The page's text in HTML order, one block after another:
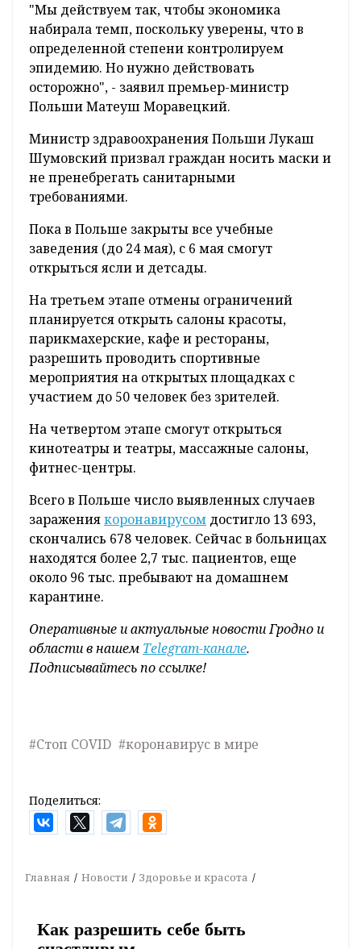
"Мы действуем так, чтобы экономика
набирала темп, поскольку уверены, что в
определенной степени контролируем
эпидемию. Но нужно действовать
осторожно", - заявил премьер-министр
Польши Матеуш Моравецкий.
Министр здравоохранения Польши Лукаш
Шумовский призвал граждан носить маски и
не пренебрегать санитарными
требованиями.
Пока в Польше закрыты все учебные
заведения (до 24 мая), с 6 мая смогут
открыться ясли и детсады.
На третьем этапе отмены ограничений
планируется открыть салоны красоты,
парикмахерские, кафе и рестораны,
разрешить проводить спортивные
мероприятия на открытых площадках с
участием до 50 человек без зрителей.
На четвертом этапе смогут открыться
кинотеатры и театры, массажные салоны,
фитнес-центры.
Всего в Польше число выявленных случаев
заражениякоронавирусом достигло 13 693,
скончались 678 человек. Сейчас в больницах
находятся более 2,7 тыс. пациентов, еще
около 96 тыс. пребывают на домашнем
карантине.
Оперативные и актуальные новости Гродно и
области в нашем Telegram-канале.
Подписывайтесь по ссылке!
#Стоп COVID #коронавирус в мире
Поделиться:
Главная Новости Здоровье и красота
Как разрешить себе быть